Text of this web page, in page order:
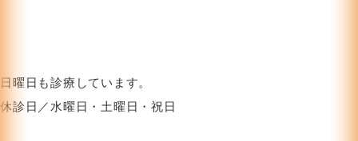
日曜日も診療しています。
休診日／水曜日・土曜日・祝日